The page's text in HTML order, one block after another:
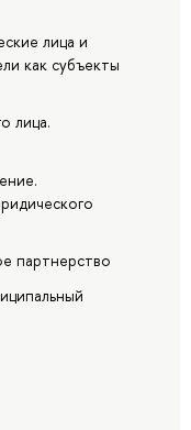
лица и
как субъекты
лица.
партнерство